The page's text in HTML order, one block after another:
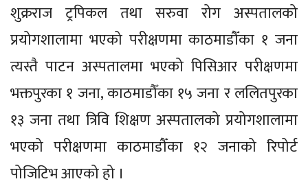
शुक्रराज ट्रपिकल तथा सरुवा रोग अस्पतालको
प्रयोगशालामा भएको परीक्षणमा काठमाडौँका १ जना
त्यस्तै पाटन अस्पतालमा भएको पिसिआर परीक्षणमा
भक्तपुरका १ जना, काठमाडौँका १५ जना र ललितपुरका
१३ जना तथा त्रिवि शिक्षण अस्पतालको प्रयोगशालामा
भएको परीक्षणमा काठमाडौँका १२ जनाको रिपोर्ट
पोजिटिभ आएको हो ।